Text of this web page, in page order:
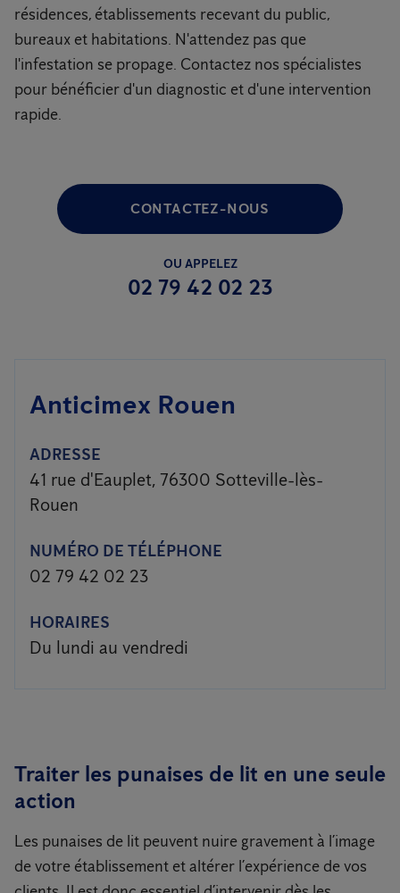
résidences, établissements recevant du public,
bureaux et habitations. N'attendez pas que
l'infestation se propage. Contactez nos spécialistes
pour bénéficier d'un diagnostic et d'une intervention
rapide.
CONTACTEZ-NOUS
OU APPELEZ
02 79 42 02 23
Anticimex Rouen
ADRESSE
41 rue d'Eauplet, 76300 Sotteville-lès-
Rouen
NUMÉRO DE TÉLÉPHONE
02 79 42 02 23
HORAIRES
Du lundi au vendredi
Traiter les punaises de lit en une seule
action
Les punaises de lit peuvent nuire gravement à l’image
de votre établissement et altérer l’expérience de vos